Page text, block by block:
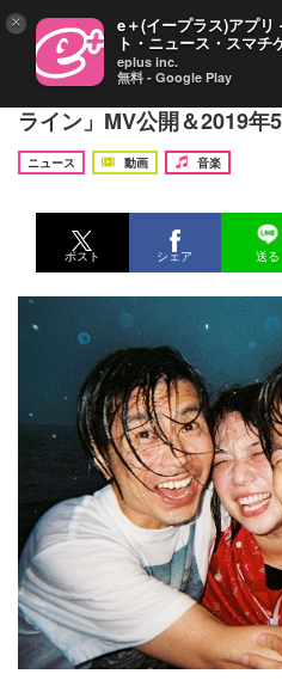
くるり 篠原篤が華麗にバ
ライン」MV公開＆2019年
ニュース 動画
音楽
ポスト シェア 送る
× e＋(イープラス)アプリ
ト・ニュース・スマチ
eplus inc.
無料 - Google Play